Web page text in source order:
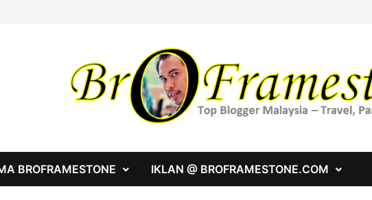
BROFRAMESTONE IKLAN @ BROFRAMESTONE.COM